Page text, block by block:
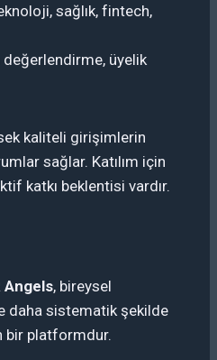
sağlık, fintech,
değerlendirme, üyelik
kaliteli girişimlerin
sağlar. Katılım için
katkı beklentisi vardır.
Angels, bireysel
daha sistematik şekilde
bir platformdur.